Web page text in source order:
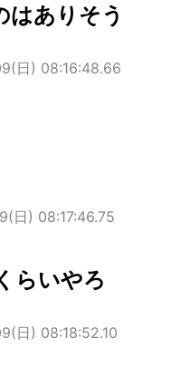
はありそう
日) 08:16:48.66
日) 08:17:46.75
らいやろ
日) 08:18:52.10